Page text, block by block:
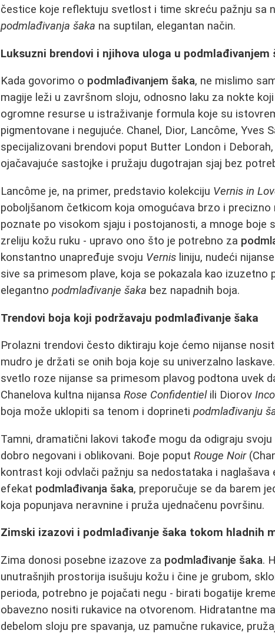
čestice koje reflektuju svetlost i time skreću pažnju sa
podmlađivanja šaka na suptilan, elegantan način.
Luksuzni brendovi i njihova uloga u podmlađivanjem
Kada govorimo o podmlađivanjem šaka, ne mislimo
magije leži u završnom sloju, odnosno laku za nokte
ogromne resurse u istraživanje formula koje su
pigmentovane i negujuće. Chanel, Dior, Lancôme, Yves
specijalizovani brendovi poput Butter London i
ojačavajuće sastojke i pružaju dugotrajan sjaj bez
Lancôme je, na primer, predstavio kolekciju Vernis in
poboljšanom četkicom koja omogućava brzo i
poznate po visokom sjaju i postojanosti, a mnoge boje
zreliju kožu ruku - upravo ono što je potrebno za
konstantno unapređuje svoju Vernis liniju, nudeći
sive sa primesom plave, koja se pokazala kao izuzetno
elegantnopodmlađivanje šaka bez napadnih boja.
Trendovi boja koji podržavaju podmlađivanje šaka
Prolazni trendovi često diktiraju koje ćemo nijanse
mudro je držati se onih boja koje su univerzalno
svetlo roze nijanse sa primesom plavog podtona uvek
Chanelova kultna nijansaRose Confidentielili Diorov
boja može uklopiti sa tenom i doprinetipodmlađivanju
Tamni, dramatični lakovi takođe mogu da odigraju
dobro negovani i oblikovani. Boje poputRouge Noir
kontrast koji odvlači pažnju sa nedostataka i naglašava
efekat podmlađivanja šaka, preporučuje se da barem
koja popunjava neravnine i pruža ujednačenu površinu.
Zimski izazovi i podmlađivanje šaka tokom hladnih
Zima donosi posebne izazove za podmlađivanje šaka.
unutrašnjih prostorija isušuju kožu i čine je grubom,
perioda, potrebno je pojačati negu - birati bogatije
obavezno nositi rukavice na otvorenom. Hidratantne
debelom sloju pre spavanja, uz pamučne rukavice,